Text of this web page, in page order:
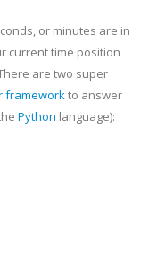
or minutes are in
current time position
are two super
frameworkto answer
Python language):